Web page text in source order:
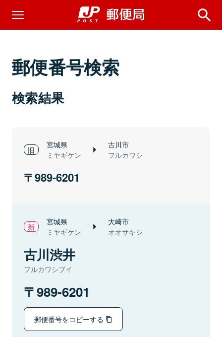
郵便番号検索
検索結果
宮城県
ミヤギケン
古川市
フルカワシ
989-6201
宮城県
ミヤギケン
大崎市
オオサキシ
古川渋井
フルカワシブイ
989-6201
郵便番号をコピーする